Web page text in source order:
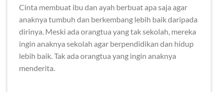
Cinta membuat ibu dan ayah berbuat apa saja agar
anaknya tumbuh dan berkembang lebih baik daripada
dirinya. Meski ada orangtua yang tak sekolah, mereka
ingin anaknya sekolah agar berpendidikan dan hidup
lebih baik. Tak ada orangtua yang ingin anaknya
menderita.